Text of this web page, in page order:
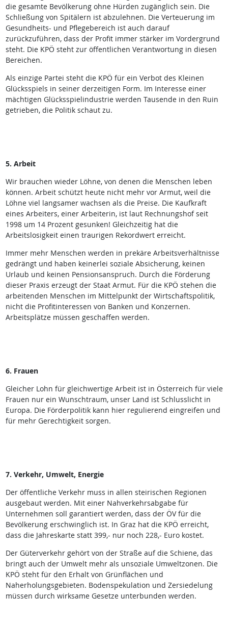
die gesamte Bevölkerung ohne Hürden zugänglich sein. Die
Schließung von Spitälern ist abzulehnen. Die Verteuerung im
Gesundheits- und Pflegebereich ist auch darauf
zurückzuführen, dass der Profit immer stärker im Vordergrund
steht. Die KPÖ steht zur öffentlichen Verantwortung in diesen
Bereichen.
Als einzige Partei steht die KPÖ für ein Verbot des Kleinen
Glücksspiels in seiner derzeitigen Form. Im Interesse einer
mächtigen Glücksspielindustrie werden Tausende in den Ruin
getrieben, die Politik schaut zu.
5. Arbeit
Wir brauchen wieder Löhne, von denen die Menschen leben
können. Arbeit schützt heute nicht mehr vor Armut, weil die
Löhne viel langsamer wachsen als die Preise. Die Kaufkraft
eines Arbeiters, einer Arbeiterin, ist laut Rechnungshof seit
1998 um 14 Prozent gesunken! Gleichzeitig hat die
Arbeitslosigkeit einen traurigen Rekordwert erreicht.
Immer mehr Menschen werden in prekäre Arbeitsverhältnisse
gedrängt und haben keinerlei soziale Absicherung, keinen
Urlaub und keinen Pensionsanspruch. Durch die Förderung
dieser Praxis erzeugt der Staat Armut. Für die KPÖ stehen die
arbeitenden Menschen im Mittelpunkt der Wirtschaftspolitik,
nicht die Profitinteressen von Banken und Konzernen.
Arbeitsplätze müssen geschaffen werden.
6. Frauen
Gleicher Lohn für gleichwertige Arbeit ist in Österreich für viele
Frauen nur ein Wunschtraum, unser Land ist Schlusslicht in
Europa. Die Förderpolitik kann hier regulierend eingreifen und
für mehr Gerechtigkeit sorgen.
7. Verkehr, Umwelt, Energie
Der öffentliche Verkehr muss in allen steirischen Regionen
ausgebaut werden. Mit einer Nahverkehrsabgabe für
Unternehmen soll garantiert werden, dass der ÖV für die
Bevölkerung erschwinglich ist. In Graz hat die KPÖ erreicht,
dass die Jahreskarte statt 399,- nur noch 228,- Euro kostet.
Der Güterverkehr gehört von der Straße auf die Schiene, das
bringt auch der Umwelt mehr als unsoziale Umweltzonen. Die
KPÖ steht für den Erhalt von Grünflächen und
Naherholungsgebieten. Bodenspekulation und Zersiedelung
müssen durch wirksame Gesetze unterbunden werden.